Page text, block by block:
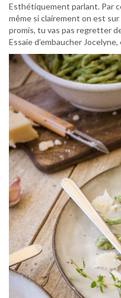
Esthétiquement parlant. Par
même si clairement on est
promis, tu vas pas regretter
Essaie d’embaucher